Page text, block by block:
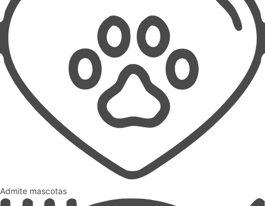
Admite mascotas